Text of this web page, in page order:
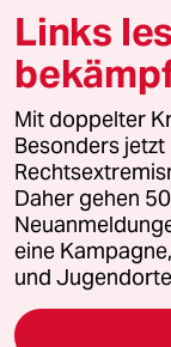
© 2026 taz
Alle Rechte
wenden Sie sich bitte
Feedback
Leitlinie
Seitenwende
Links
Mit doppelter
Besonders
Daher gehen
eine
und